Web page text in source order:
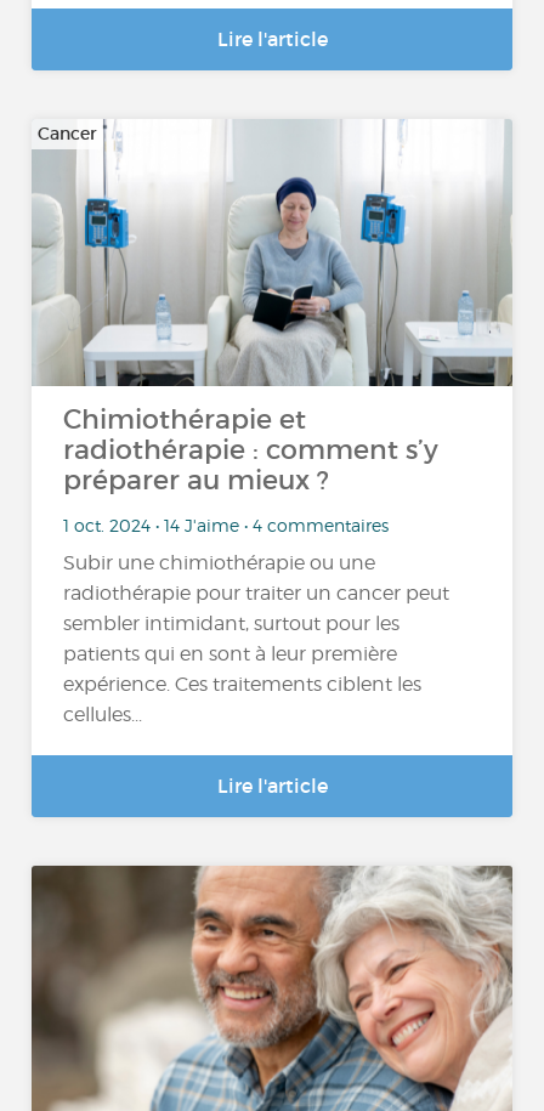
Lire l'article
Cancer
Chimiothérapie et
radiothérapie : comment s’y
préparer au mieux ?
1 oct. 2024 • 14 J'aime • 4 commentaires
Subir une chimiothérapie ou une
radiothérapie pour traiter un cancer peut
sembler intimidant, surtout pour les
patients qui en sont à leur première
expérience. Ces traitements ciblent les
cellules...
Lire l'article